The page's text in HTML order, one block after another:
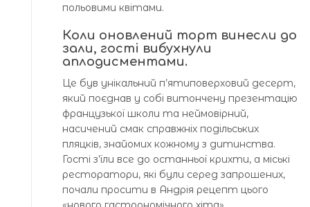
польовими квітами.
Коли оновлений торт винесли до
зали, гості вибухнули
аплодисментами.
Це був унікальний п’ятиповерховий десерт,
який поєднав у собі витончену презентацію
французької школи та неймовірний,
насичений смак справжніх подільських
пляцків, знайомих кожному з дитинства.
Гості з’їли все до останньої крихти, а міські
ресторатори, які були серед запрошених,
почали просити в Андрія рецепт цього